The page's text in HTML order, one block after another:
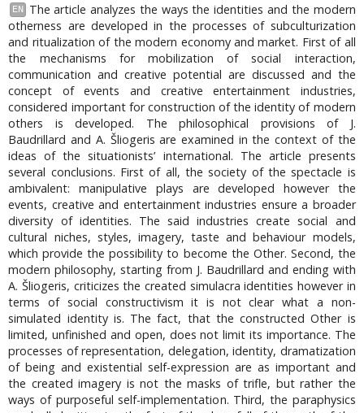
EN
The article analyzes the ways the identities and the modern
otherness are developed in the processes of subculturization
and ritualization of the modern economy and market. First of all
the mechanisms for mobilization of social interaction,
communication and creative potential are discussed and the
concept of events and creative entertainment industries,
considered important for construction of the identity of modern
others is developed. The philosophical provisions of J.
Baudrillard and A. Šliogeris are examined in the context of the
ideas of the situationists’ international. The article presents
several conclusions. First of all, the society of the spectacle is
ambivalent: manipulative plays are developed however the
events, creative and entertainment industries ensure a broader
diversity of identities. The said industries create social and
cultural niches, styles, imagery, taste and behaviour models,
which provide the possibility to become the Other. Second, the
modern philosophy, starting from J. Baudrillard and ending with
A. Šliogeris, criticizes the created simulacra identities however in
terms of social constructivism it is not clear what a non-
simulated identity is. The fact, that the constructed Other is
limited, unfinished and open, does not limit its importance. The
processes of representation, delegation, identity, dramatization
of being and existential self-expression are as important and
the created imagery is not the masks of trifle, but rather the
ways of purposeful self-implementation. Third, the paraphysics